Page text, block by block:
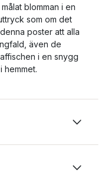
blomman i en
som om det
poster att alla
även de
i en snygg
hemmet.